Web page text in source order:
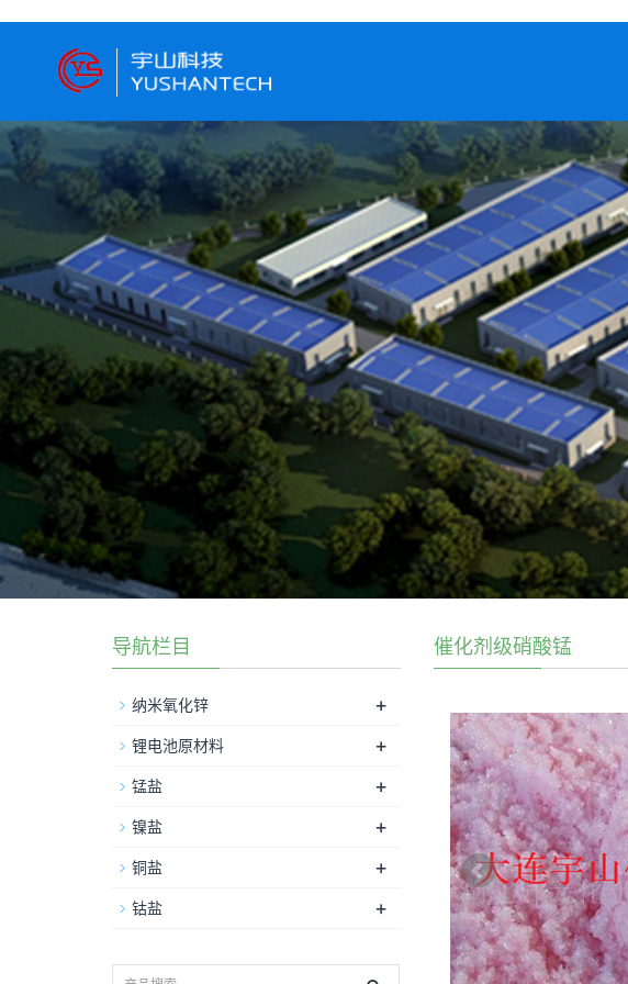
催化剂级硝酸锰
导航栏目
纳米氧化锌 +
锂电池原材料 +
锰盐 +
镍盐 +
铜盐 +
钴盐 +